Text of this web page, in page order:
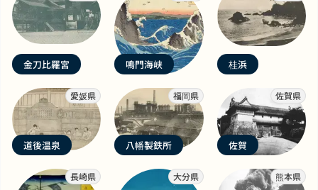
金刀比羅宮 鳴門海峡 桂浜
愛媛県
道後温泉
福岡県
八幡製鉄所
佐賀県
佐賀
長崎県 大分県 熊本県